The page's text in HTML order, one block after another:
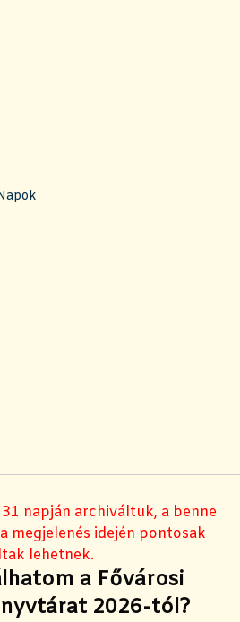
napján archiváltuk, a benne
megjelenés idején pontosak
lehetnek.
a Fővárosi
2026-tól?